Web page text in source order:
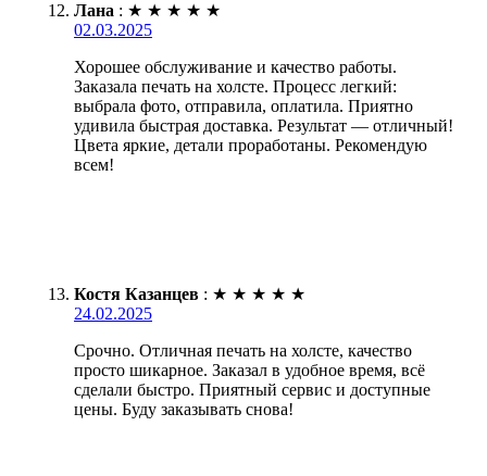
Лана : ★ ★ ★ ★ ★
02.03.2025
Хорошее обслуживание и качество работы.
Заказала печать на холсте. Процесс легкий:
выбрала фото, отправила, оплатила. Приятно
удивила быстрая доставка. Результат — отличный!
Цвета яркие, детали проработаны. Рекомендую
всем!
Костя Казанцев : ★ ★ ★ ★ ★
24.02.2025
Срочно. Отличная печать на холсте, качество
просто шикарное. Заказал в удобное время, всё
сделали быстро. Приятный сервис и доступные
цены. Буду заказывать снова!